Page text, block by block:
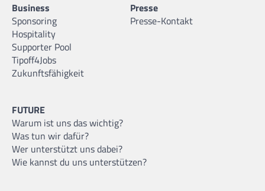
Business
Sponsoring
Hospitality
Supporter Pool
Tipoff4Jobs
Zukunftsfähigkeit
Presse
Presse-Kontakt
FUTURE
Warum ist uns das wichtig?
Was tun wir dafür?
Wer unterstützt uns dabei?
Wie kannst du uns unterstützen?